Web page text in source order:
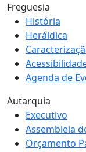
Freguesia
História
Heráldica
Agenda de
Autarquia
Executivo
Assembleia
Orçamento